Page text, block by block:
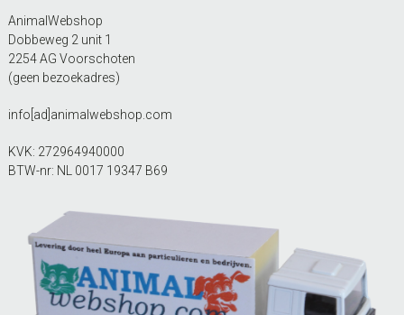
AnimalWebshop
Dobbeweg 2 unit 1
2254 AG Voorschoten
(geen bezoekadres)
info[ad]animalwebshop.com
KVK: 272964940000
BTW-nr: NL 0017 19347 B69